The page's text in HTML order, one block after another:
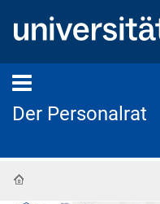
Der Personalrat